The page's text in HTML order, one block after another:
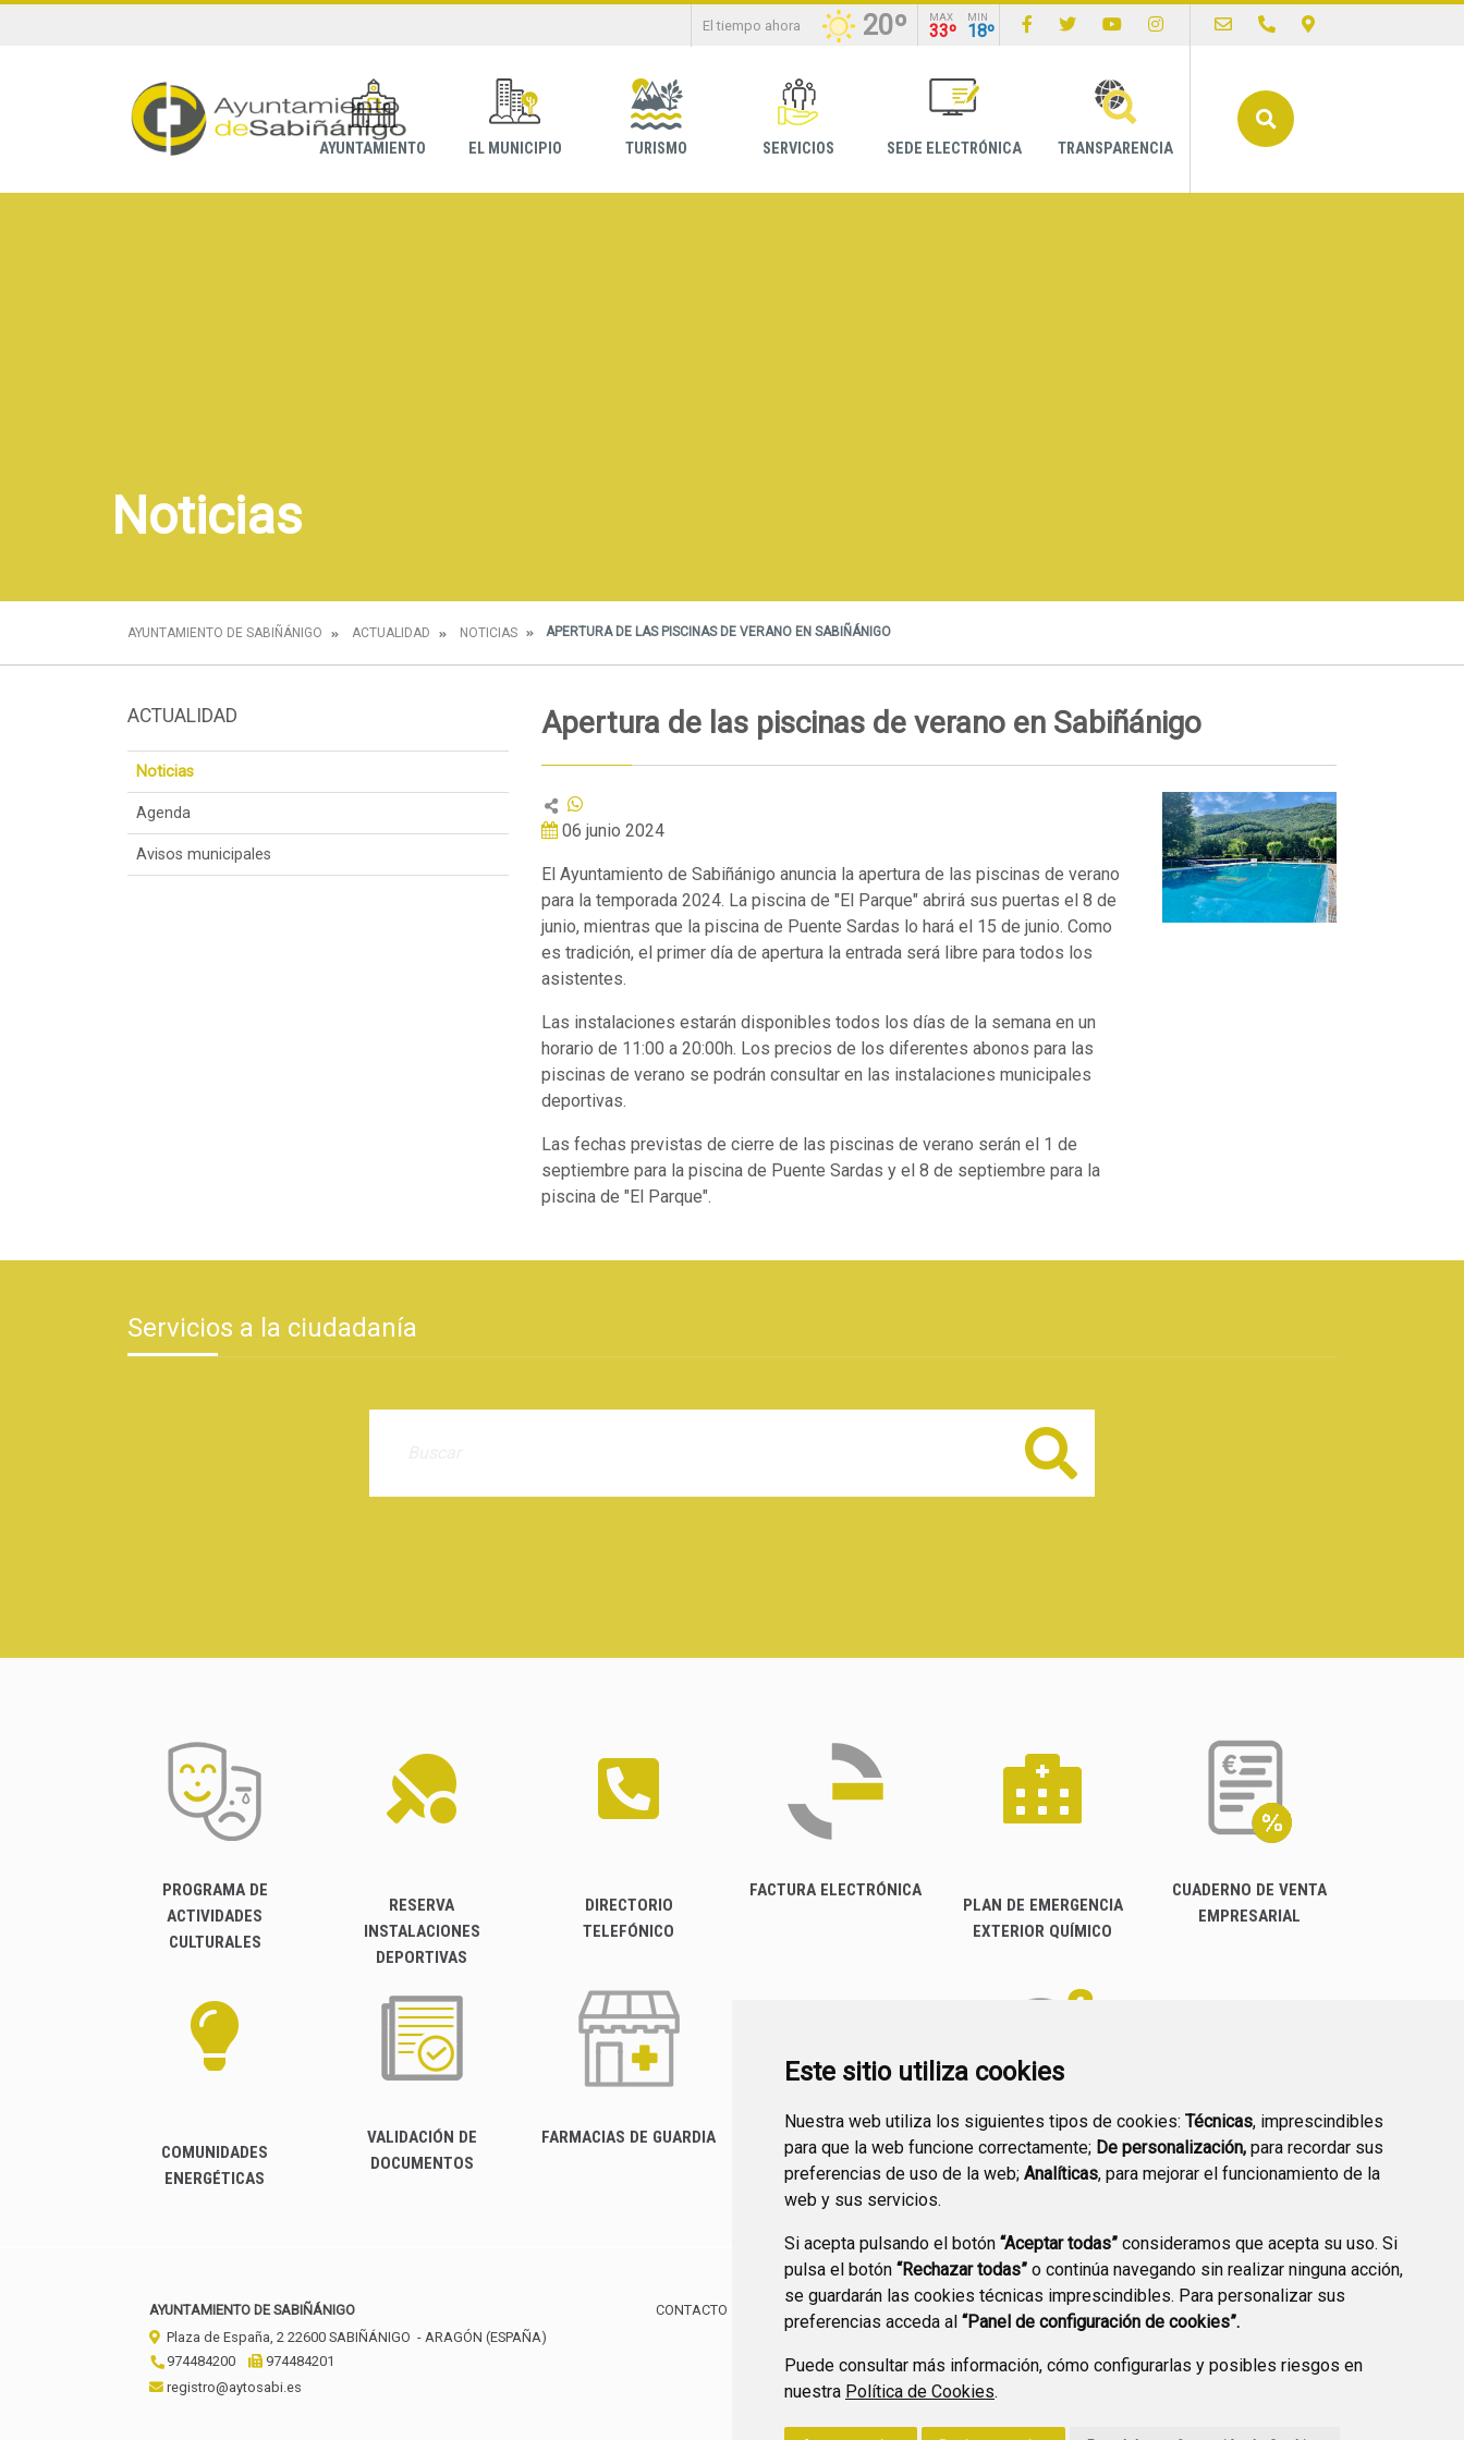
Este sitio utiliza cookies
Nuestra web utiliza los siguientes tipos de cookies: Técnicas, imprescindibles
para que la web funcione correctamente; De personalización, para recordar sus
preferencias de uso de la web; Analíticas, para mejorar el funcionamiento de la
web y sus servicios.
Si acepta pulsando el botón “Aceptar todas” consideramos que acepta su uso. Si
pulsa el botón “Rechazar todas” o continúa navegando sin realizar ninguna acción,
se guardarán las cookies técnicas imprescindibles. Para personalizar sus
preferencias acceda al “Panel de configuración de cookies”.
Puede consultar más información, cómo configurarlas y posibles riesgos en
nuestra Política de Cookies.
El tiempo ahora 20º MAX
33º
MIN
18º
AYUNTAMIENTO EL MUNICIPIO TURISMO SERVICIOS SEDE ELECTRÓNICA TRANSPARENCIA
Noticias
AYUNTAMIENTO DE SABIÑÁNIGO ACTUALIDAD NOTICIAS APERTURA DE LAS PISCINAS DE VERANO EN SABIÑÁNIGO
ACTUALIDAD
Noticias
Agenda
Avisos municipales
Apertura de las piscinas de verano en Sabiñánigo
06 junio 2024
El Ayuntamiento de Sabiñánigo anuncia la apertura de las piscinas de verano
para la temporada 2024. La piscina de "El Parque" abrirá sus puertas el 8 de
junio, mientras que la piscina de Puente Sardas lo hará el 15 de junio. Como
es tradición, el primer día de apertura la entrada será libre para todos los
asistentes.
Las instalaciones estarán disponibles todos los días de la semana en un
horario de 11:00 a 20:00h. Los precios de los diferentes abonos para las
piscinas de verano se podrán consultar en las instalaciones municipales
deportivas.
Las fechas previstas de cierre de las piscinas de verano serán el 1 de
septiembre para la piscina de Puente Sardas y el 8 de septiembre para la
piscina de "El Parque".
Servicios a la ciudadanía
Buscar
PROGRAMA DE
ACTIVIDADES
CULTURALES
RESERVA
INSTALACIONES
DEPORTIVAS
DIRECTORIO
TELEFÓNICO
FACTURA ELECTRÓNICA
PLAN DE EMERGENCIA
EXTERIOR QUÍMICO
CUADERNO DE VENTA
EMPRESARIAL
COMUNIDADES
ENERGÉTICAS
VALIDACIÓN DE
DOCUMENTOS
FARMACIAS DE GUARDIA
CANAL YOUTUBE
PREGUNTAS
FRECUENTES
PLAN DE ACCIÓN LOCAL
2030
AYUNTAMIENTO DE SABIÑÁNIGO
Plaza de España, 2 22600 SABIÑÁNIGO - ARAGÓN (ESPAÑA)
974484200
974484201
registro@aytosabi.es
CONTACTO POLÍTICA DE PRIVACIDAD ACCESIBILIDAD POLÍTICA DE COOKIES